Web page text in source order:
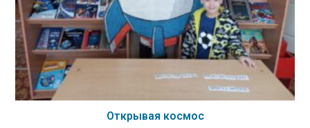
Открывая космос